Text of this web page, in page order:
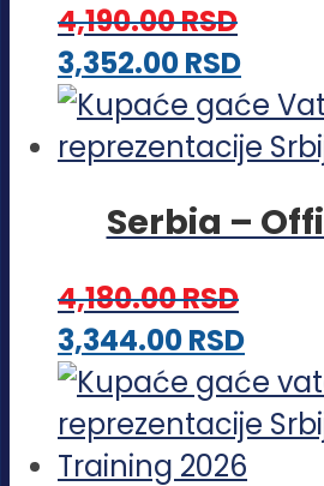
biti
na
stranici
4,190.00RSD
3,352.00RSDOvaj
ima
biti
na
Serbia –
4,180.00RSD
3,344.00RSDOvaj
ima
više